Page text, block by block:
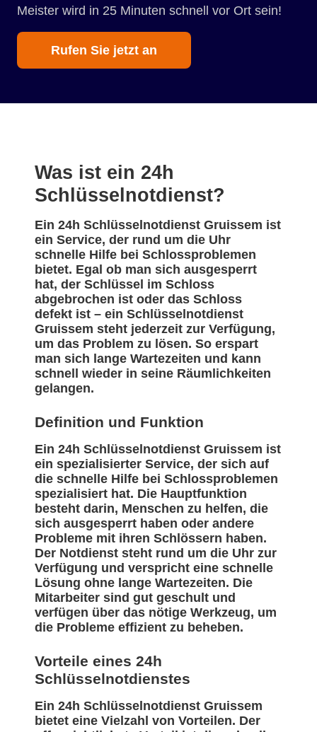
Meister wird in 25 Minuten schnell vor Ort sein!
Rufen Sie jetzt an
Was ist ein 24h
Schlüsselnotdienst?
Ein 24h Schlüsselnotdienst Gruissem ist
ein Service, der rund um die Uhr
schnelle Hilfe bei Schlossproblemen
bietet. Egal ob man sich ausgesperrt
hat, der Schlüssel im Schloss
abgebrochen ist oder das Schloss
defekt ist – ein Schlüsselnotdienst
Gruissem steht jederzeit zur Verfügung,
um das Problem zu lösen. So erspart
man sich lange Wartezeiten und kann
schnell wieder in seine Räumlichkeiten
gelangen.
Definition und Funktion
Ein 24h Schlüsselnotdienst Gruissem ist
ein spezialisierter Service, der sich auf
die schnelle Hilfe bei Schlossproblemen
spezialisiert hat. Die Hauptfunktion
besteht darin, Menschen zu helfen, die
sich ausgesperrt haben oder andere
Probleme mit ihren Schlössern haben.
Der Notdienst steht rund um die Uhr zur
Verfügung und verspricht eine schnelle
Lösung ohne lange Wartezeiten. Die
Mitarbeiter sind gut geschult und
verfügen über das nötige Werkzeug, um
die Probleme effizient zu beheben.
Vorteile eines 24h
Schlüsselnotdienstes
Ein 24h Schlüsselnotdienst Gruissem
bietet eine Vielzahl von Vorteilen. Der